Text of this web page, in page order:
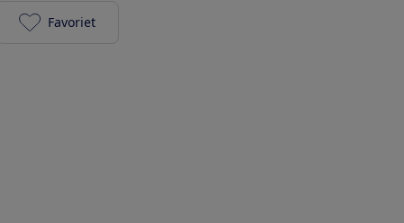
Fujifilm X-M5 met XC 15-45mm f/3.5-5.6 OIS PZ
Favoriet